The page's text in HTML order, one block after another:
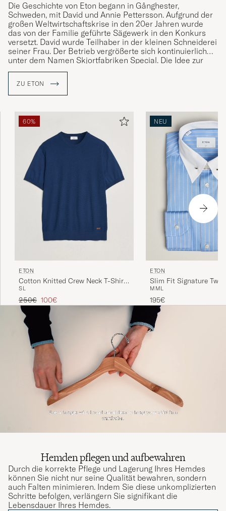
Die Geschichte von Eton begann in Gånghester,
Schweden, mit David und Annie Pettersson. Aufgrund der
großen Weltwirtschaftskrise in den 20er Jahren wurde
das von der Familie geführte Sägewerk in den Konkurs
versetzt. David wurde Teilhaber in der kleinen Schneiderei
seiner Frau. Der Betrieb vergrößerte sich kontinuierlich
unter dem Namen Skjortfabriken Special. Die Idee zur
Bezeichnung Eton entstand bei einer Reise durch
erfreute sich schnell großer Beliebtheit. Der Name Eton
war entstanden und manifestierte sich als
ZU ETON
60%
ETON
Cotton Knitted Crew Neck T-Shirt
Navy Blue
SL
Regulärer Preis
250€ Reduzierter Preis
100€
NEU
ETON
Slim Fit Signature
Shirt Mid Blue
M ML
195€
Hemden pflegen und aufbewahren
Durch die korrekte Pflege und Lagerung Ihres Hemdes
können Sie nicht nur seine Qualität bewahren, sondern
auch Falten minimieren. Indem Sie diese unkomplizierten
Schritte befolgen, verlängern Sie signifikant die
Lebensdauer Ihres Hemdes.